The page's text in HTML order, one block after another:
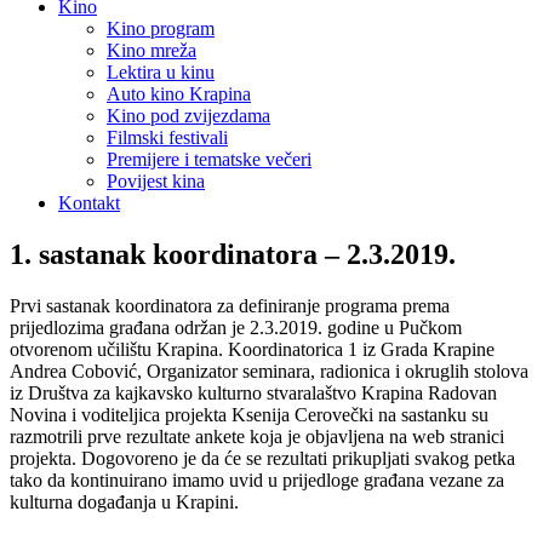
Kino
Kino program
Kino mreža
Lektira u kinu
Auto kino Krapina
Kino pod zvijezdama
Filmski festivali
Premijere i tematske večeri
Povijest kina
Kontakt
1. sastanak koordinatora – 2.3.2019.
Prvi sastanak koordinatora za definiranje programa prema
prijedlozima građana održan je 2.3.2019. godine u Pučkom
otvorenom učilištu Krapina. Koordinatorica 1 iz Grada Krapine
Andrea Cobović, Organizator seminara, radionica i okruglih stolova
iz Društva za kajkavsko kulturno stvaralaštvo Krapina Radovan
Novina i voditeljica projekta Ksenija Cerovečki na sastanku su
razmotrili prve rezultate ankete koja je objavljena na web stranici
projekta. Dogovoreno je da će se rezultati prikupljati svakog petka
tako da kontinuirano imamo uvid u prijedloge građana vezane za
kulturna događanja u Krapini.